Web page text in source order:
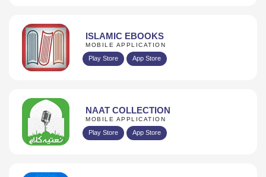
ISLAMIC EBOOKS
MOBILE APPLICATION
Play Store App Store
NAAT COLLECTION
MOBILE APPLICATION
Play Store App Store